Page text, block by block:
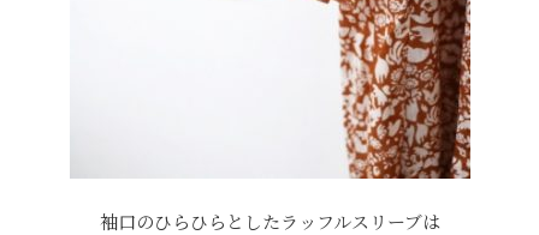
袖口のひらひらとしたラッフルスリーブは